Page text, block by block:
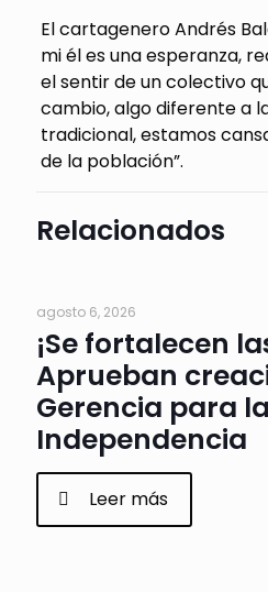
El cartagenero Andrés
mi él es una esperanza,
el sentir de un colectivo
cambio, algo diferente a
tradicional, estamos
de la población”.
Relacionados
agosto 6, 2026
¡Se fortalecen
Aprueban
Gerencia para
Independencia
Leer más